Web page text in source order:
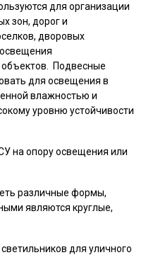
для организации
зон, дорог и
дворовых
объектов. Подвесные
для освещения в
влажностью и
уровню устойчивости
на опору освещения или
различные формы,
являются круглые,
для уличного